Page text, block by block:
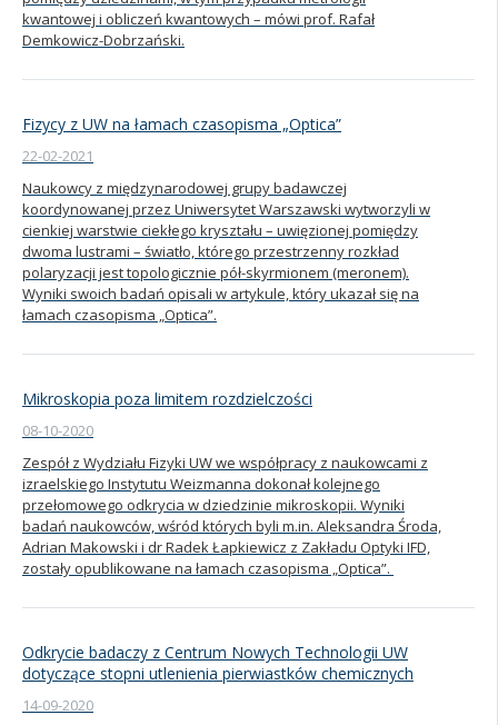
kwantowej i obliczeń kwantowych – mówi prof. Rafał
Demkowicz-Dobrzański.
Fizycy z UW na łamach czasopisma „Optica”
22-02-2021
Naukowcy z międzynarodowej grupy badawczej
koordynowanej przez Uniwersytet Warszawski wytworzyli w
cienkiej warstwie ciekłego kryształu – uwięzionej pomiędzy
dwoma lustrami – światło, którego przestrzenny rozkład
polaryzacji jest topologicznie pół-skyrmionem (meronem).
Wyniki swoich badań opisali w artykule, który ukazał się na
łamach czasopisma „Optica”.
Mikroskopia poza limitem rozdzielczości
08-10-2020
Zespół z Wydziału Fizyki UW we współpracy z naukowcami z
izraelskiego Instytutu Weizmanna dokonał kolejnego
przełomowego odkrycia w dziedzinie mikroskopii. Wyniki
badań naukowców, wśród których byli m.in. Aleksandra Środa,
Adrian Makowski i dr Radek Łapkiewicz z Zakładu Optyki IFD,
zostały opublikowane na łamach czasopisma „Optica”.
Odkrycie badaczy z Centrum Nowych Technologii UW
dotyczące stopni utlenienia pierwiastków chemicznych
14-09-2020